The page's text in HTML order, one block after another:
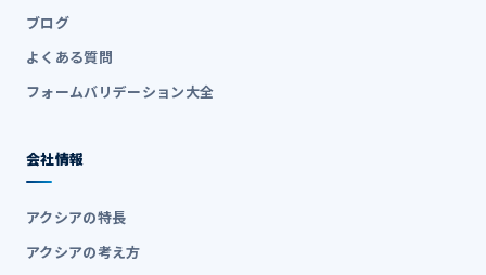
ブログ
よくある質問
フォームバリデーション大全
会社情報
アクシアの特長
アクシアの考え方